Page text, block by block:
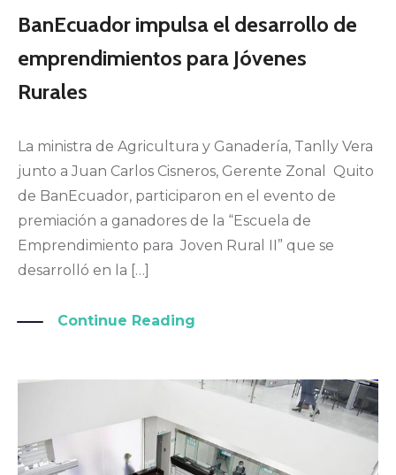
BanEcuador impulsa el desarrollo de
emprendimientos para Jóvenes
Rurales
La ministra de Agricultura y Ganadería, Tanlly Vera
junto a Juan Carlos Cisneros, Gerente Zonal Quito
de BanEcuador, participaron en el evento de
premiación a ganadores de la “Escuela de
Emprendimiento para Joven Rural II” que se
desarrolló en la […]
Continue Reading